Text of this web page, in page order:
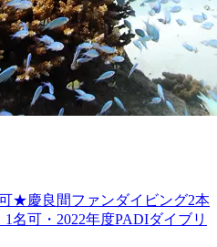
★慶良間ファンダイビング2本
名可・2022年度PADIダイブリ